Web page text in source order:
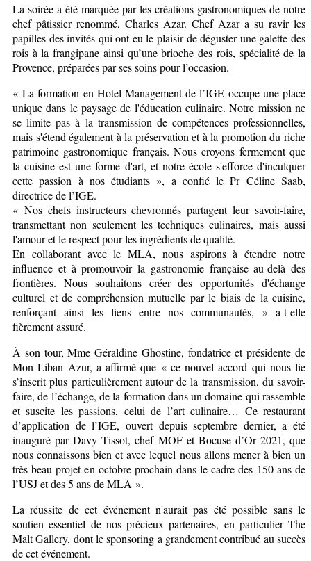
La soirée a été marquée par les créations gastronomiques de notre
chef pâtissier renommé, Charles Azar. Chef Azar a su ravir les
papilles des invités qui ont eu le plaisir de déguster une galette des
rois à la frangipane ainsi qu’une brioche des rois, spécialité de la
Provence, préparées par ses soins pour l’occasion.
« La formation en Hotel Management de l’IGE occupe une place
unique dans le paysage de l'éducation culinaire. Notre mission ne
se limite pas à la transmission de compétences professionnelles,
mais s'étend également à la préservation et à la promotion du riche
patrimoine gastronomique français. Nous croyons fermement que
la cuisine est une forme d'art, et notre école s'efforce d'inculquer
cette passion à nos étudiants », a confié le Pr Céline Saab,
directrice de l’IGE.
« Nos chefs instructeurs chevronnés partagent leur savoir-faire,
transmettant non seulement les techniques culinaires, mais aussi
l'amour et le respect pour les ingrédients de qualité.
En collaborant avec le MLA, nous aspirons à étendre notre
influence et à promouvoir la gastronomie française au-delà des
frontières. Nous souhaitons créer des opportunités d'échange
culturel et de compréhension mutuelle par le biais de la cuisine,
renforçant ainsi les liens entre nos communautés, » a-t-elle
fièrement assuré.
À son tour, Mme Géraldine Ghostine, fondatrice et présidente de
Mon Liban Azur, a affirmé que « ce nouvel accord qui nous lie
s’inscrit plus particulièrement autour de la transmission, du savoir-
faire, de l’échange, de la formation dans un domaine qui rassemble
et suscite les passions, celui de l’art culinaire… Ce restaurant
d’application de l’IGE, ouvert depuis septembre dernier, a été
inauguré par Davy Tissot, chef MOF et Bocuse d’Or 2021, que
nous connaissons bien et avec lequel nous allons mener à bien un
très beau projet en octobre prochain dans le cadre des 150 ans de
l’USJ et des 5 ans de MLA ».
La réussite de cet événement n'aurait pas été possible sans le
soutien essentiel de nos précieux partenaires, en particulier The
Malt Gallery, dont le sponsoring a grandement contribué au succès
de cet événement.